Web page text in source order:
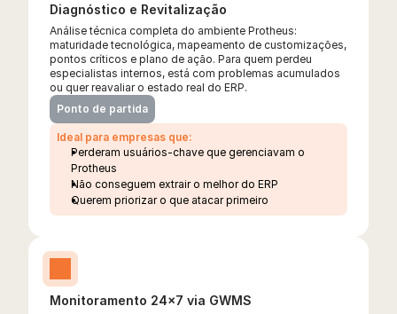
Diagnóstico e Revitalização
Análise técnica completa do ambiente Protheus:
maturidade tecnológica, mapeamento de customizações,
pontos críticos e plano de ação. Para quem perdeu
especialistas internos, está com problemas acumulados
ou quer reavaliar o estado real do ERP.
Ponto de partida
Ideal para empresas que:
Perderam usuários-chave que gerenciavam o
Protheus
Não conseguem extrair o melhor do ERP
Querem priorizar o que atacar primeiro
Monitoramento 24x7 via GWMS